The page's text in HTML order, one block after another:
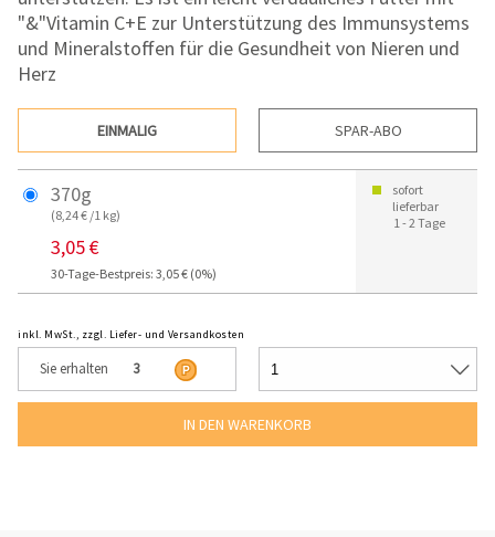
"&"Vitamin C+E zur Unterstützung des Immunsystems
und Mineralstoffen für die Gesundheit von Nieren und
Herz
EINMALIG SPAR-ABO
370g
(8,24 € /1 kg)
3,05 €
30-Tage-Bestpreis: 3,05 € (0%)
sofort
lieferbar
1 - 2 Tage
inkl. MwSt., zzgl. Liefer- und Versandkosten
Sie erhalten 3